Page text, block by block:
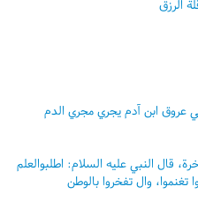
الرزق
عروق ابن آدم يجري مجري الدم
قال النبي عليه السلام: اطلبوالعلم
وال تفخروا بالوطن